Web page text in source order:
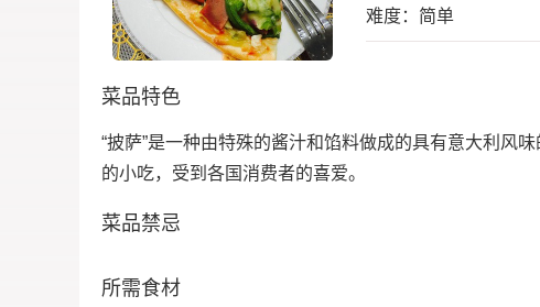
难度：简单
菜品特色
“披萨”是一种由特殊的酱汁和馅料做成的具有意大利风
的小吃，受到各国消费者的喜爱。
菜品禁忌
所需食材